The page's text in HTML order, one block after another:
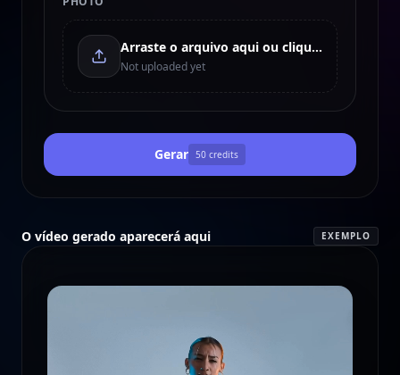
Arraste o arquivo aqui ou clique para enviar
Not uploaded yet
Gerar 50 credits
O vídeo gerado aparecerá aqui EXEMPLO